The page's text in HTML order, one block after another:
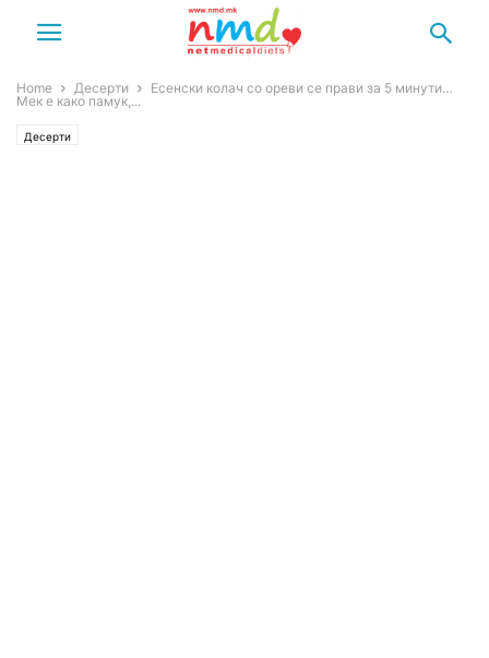
Home Десерти
Есенски колач со ореви се прави за 5 минути…
Мек е како памук,...
Десерти